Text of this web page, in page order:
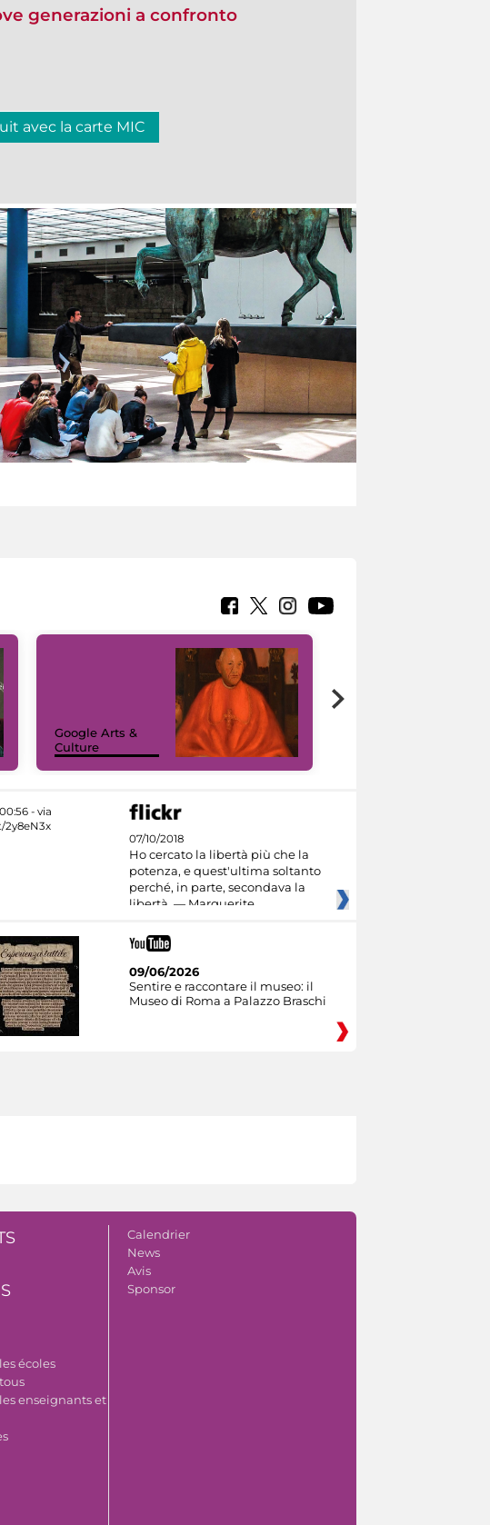
generazioni a confronto
avec la carte MIC
Google Arts &
Culture
07/10/2018
Ho cercato la libertà più che la
potenza, e quest'ultima soltanto
perché, in parte, secondava la
libertà. — Marguerite
09/06/2026
Sentire e raccontare il museo: il
Museo di Roma a Palazzo Braschi
écoles
enseignants et
Calendrier
News
Avis
Sponsor